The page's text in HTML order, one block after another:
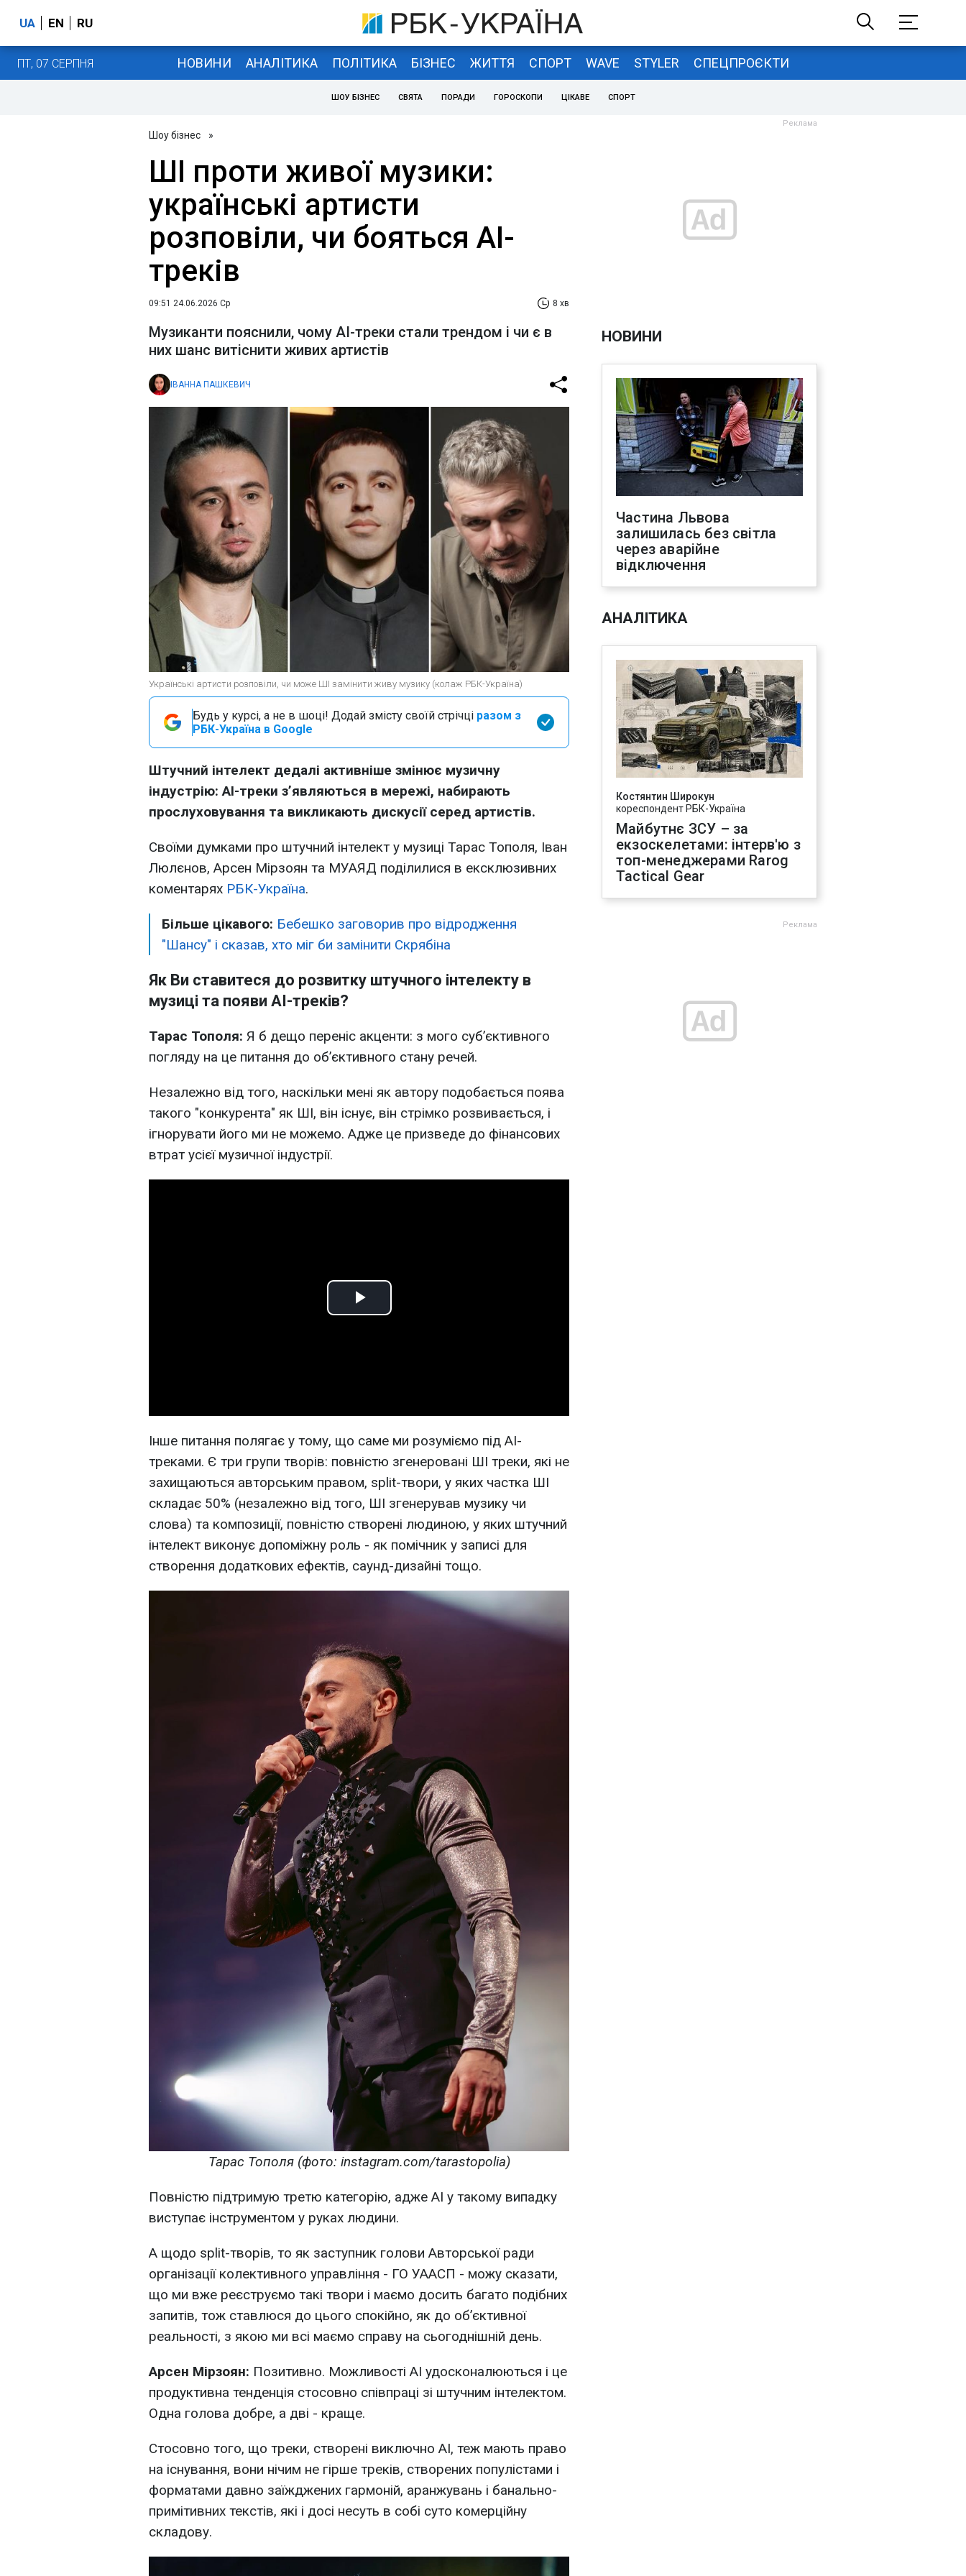
UA EN RU
ПТ, 07 СЕРПНЯ НОВИНИ АНАЛІТИКА ПОЛІТИКА БІЗНЕС ЖИТТЯ СПОРТ WAVE STYLER СПЕЦПРОЄКТИ
ШОУ БІЗНЕС СВЯТА ПОРАДИ ГОРОСКОПИ ЦІКАВЕ СПОРТ
Шоу бізнес »
ШІ проти живої музики:
українські артисти
розповіли, чи бояться AI-
треків
09:51 24.06.2026 Ср 8 хв
Музиканти пояснили, чому AI-треки стали трендом і чи є в
них шанс витіснити живих артистів
ІВАННА ПАШКЕВИЧ
Українські артисти розповіли, чи може ШІ замінити живу музику (колаж РБК-Україна)
Будь у курсі, а не в шоці! Додай змісту своїй стрічці разом з
РБК-Україна в Google
Штучний інтелект дедалі активніше змінює музичну
індустрію: AI-треки з’являються в мережі, набирають
прослуховування та викликають дискусії серед артистів.
Своїми думками про штучний інтелект у музиці Тарас Тополя, Іван
Люлєнов, Арсен Мірзоян та МУАЯД поділилися в ексклюзивних
коментарях РБК-Україна.
Більше цікавого: Бебешко заговорив про відродження
"Шансу" і сказав, хто міг би замінити Скрябіна
Як Ви ставитеся до розвитку штучного інтелекту в
музиці та появи AI-треків?
Тарас Тополя: Я б дещо переніс акценти: з мого суб’єктивного
погляду на це питання до об’єктивного стану речей.
Незалежно від того, наскільки мені як автору подобається поява
такого "конкурента" як ШІ, він існує, він стрімко розвивається, і
ігнорувати його ми не можемо. Адже це призведе до фінансових
втрат усієї музичної індустрії.
Play
Інше питання полягає у тому, що саме ми розуміємо під АІ-
треками. Є три групи творів: повністю згенеровані ШІ треки, які не
захищаються авторським правом, split-твори, у яких частка ШІ
складає 50% (незалежно від того, ШІ згенерував музику чи
слова) та композиції, повністю створені людиною, у яких штучний
інтелект виконує допоміжну роль - як помічник у записі для
створення додаткових ефектів, саунд-дизайні тощо.
Тарас Тополя (фото: instagram.com/tarastopolia)
Повністю підтримую третю категорію, адже AI у такому випадку
виступає інструментом у руках людини.
А щодо split-творів, то як заступник голови Авторської ради
організації колективного управління - ГО УААСП - можу сказати,
що ми вже реєструємо такі твори і маємо досить багато подібних
запитів, тож ставлюся до цього спокійно, як до об’єктивної
реальності, з якою ми всі маємо справу на сьогоднішній день.
Арсен Мірзоян: Позитивно. Можливості АІ удосконалюються і це
продуктивна тенденція стосовно співпраці зі штучним інтелектом.
Одна голова добре, а дві - краще.
Стосовно того, що треки, створені виключно АІ, теж мають право
на існування, вони нічим не гірше треків, створених популістами і
форматами давно заїжджених гармоній, аранжувань і банально-
примітивних текстів, які і досі несуть в собі суто комерційну
складову.
НОВИНИ
Частина Львова
залишилась без світла
через аварійне
відключення
АНАЛІТИКА
Костянтин Широкун
кореспондент РБК-Україна
Майбутнє ЗСУ – за
екзоскелетами: інтерв'ю з
топ-менеджерами Rarog
Tactical Gear